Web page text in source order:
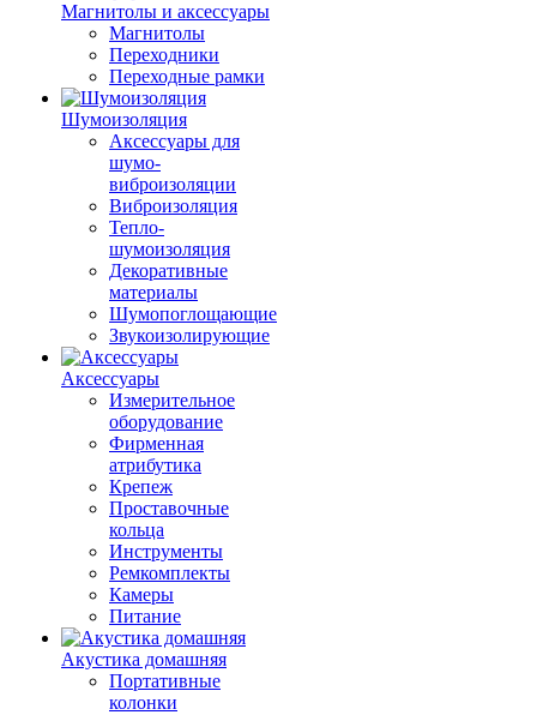
Магнитолы и аксессуары
Магнитолы
Переходники
Переходные рамки
Шумоизоляция
Аксессуары для
шумо-
виброизоляции
Виброизоляция
Тепло-
шумоизоляция
Декоративные
материалы
Шумопоглощающие
Звукоизолирующие
Аксессуары
Измерительное
оборудование
Фирменная
атрибутика
Крепеж
Проставочные
кольца
Инструменты
Ремкомплекты
Камеры
Питание
Акустика домашняя
Портативные
колонки